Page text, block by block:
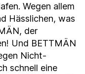
Wegen allem
Hässlichen, was
der
Und BETTMÄN
Nicht-
schnell eine